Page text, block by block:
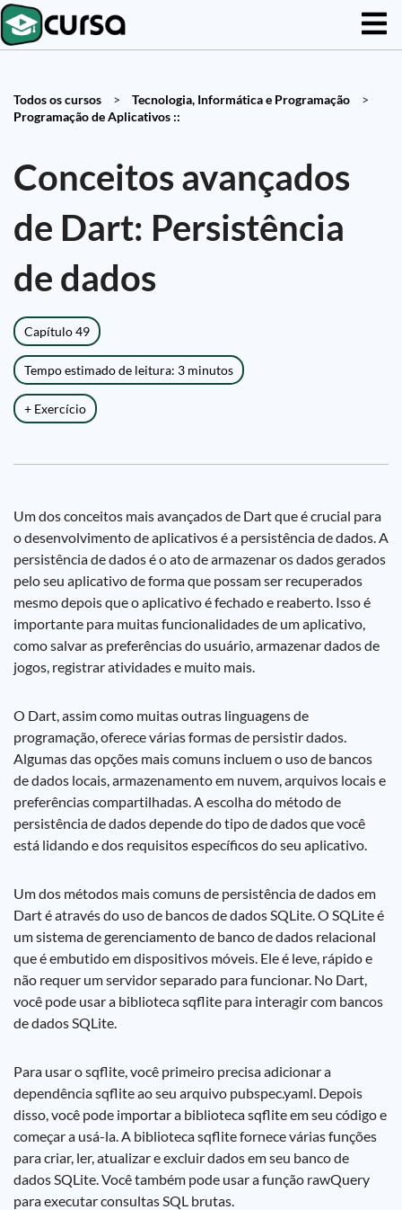
Todos os cursos > Tecnologia, Informática e Programação
>
Programação de Aplicativos ::
Conceitos avançados
de Dart: Persistência
de dados
Capítulo 49
Tempo estimado de leitura: 3 minutos
+ Exercício
Um dos conceitos mais avançados de Dart que é crucial para
o desenvolvimento de aplicativos é a persistência de dados. A
persistência de dados é o ato de armazenar os dados gerados
pelo seu aplicativo de forma que possam ser recuperados
mesmo depois que o aplicativo é fechado e reaberto. Isso é
importante para muitas funcionalidades de um aplicativo,
como salvar as preferências do usuário, armazenar dados de
jogos, registrar atividades e muito mais.
O Dart, assim como muitas outras linguagens de
programação, oferece várias formas de persistir dados.
Algumas das opções mais comuns incluem o uso de bancos
de dados locais, armazenamento em nuvem, arquivos locais e
preferências compartilhadas. A escolha do método de
persistência de dados depende do tipo de dados que você
está lidando e dos requisitos específicos do seu aplicativo.
Um dos métodos mais comuns de persistência de dados em
Dart é através do uso de bancos de dados SQLite. O SQLite é
um sistema de gerenciamento de banco de dados relacional
que é embutido em dispositivos móveis. Ele é leve, rápido e
não requer um servidor separado para funcionar. No Dart,
você pode usar a biblioteca sqflite para interagir com bancos
de dados SQLite.
Para usar o sqflite, você primeiro precisa adicionar a
dependência sqflite ao seu arquivo pubspec.yaml. Depois
disso, você pode importar a biblioteca sqflite em seu código e
começar a usá-la. A biblioteca sqflite fornece várias funções
para criar, ler, atualizar e excluir dados em seu banco de
dados SQLite. Você também pode usar a função rawQuery
para executar consultas SQL brutas.